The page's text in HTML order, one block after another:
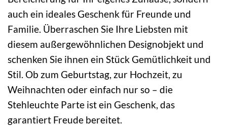
auch ein ideales Geschenk für Freunde und
Familie. Überraschen Sie Ihre Liebsten mit
diesem außergewöhnlichen Designobjekt und
schenken Sie ihnen ein Stück Gemütlichkeit und
Stil. Ob zum Geburtstag, zur Hochzeit, zu
Weihnachten oder einfach nur so – die
Stehleuchte Parte ist ein Geschenk, das
garantiert Freude bereitet.